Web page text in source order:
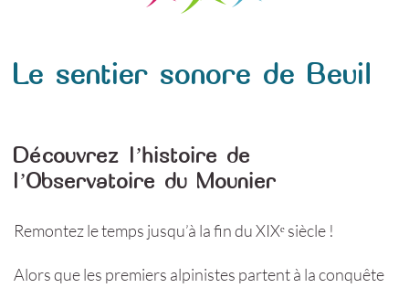
Le sentier sonore de Beuil
Découvrez l’histoire de
l’Observatoire du Mounier
Remontez le temps jusqu’à la fin du XIXᵉ siècle !
Alors que les premiers alpinistes partent à la conquête